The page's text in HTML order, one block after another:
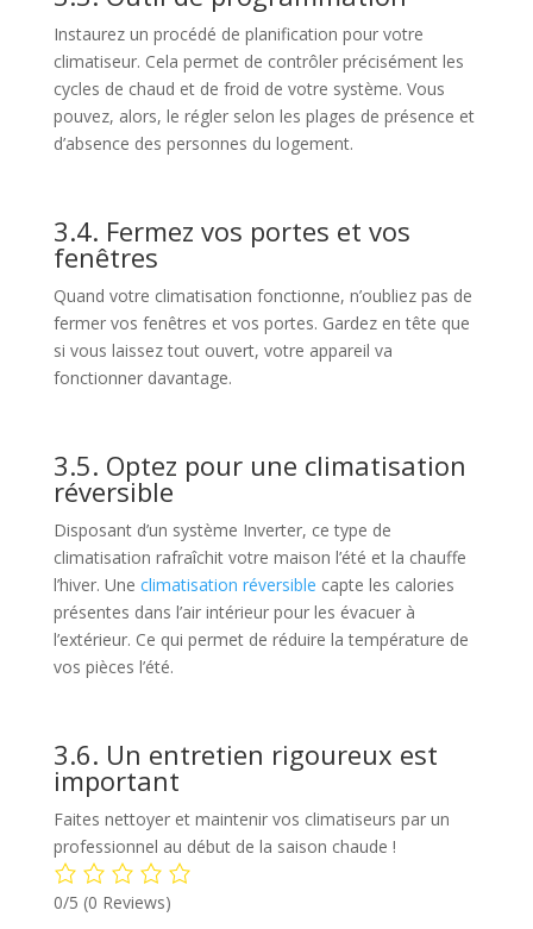
Instaurez un procédé de planification pour votre
climatiseur. Cela permet de contrôler précisément les
cycles de chaud et de froid de votre système. Vous
pouvez, alors, le régler selon les plages de présence et
d’absence des personnes du logement.
3.4. Fermez vos portes et vos
fenêtres
Quand votre climatisation fonctionne, n’oubliez pas de
fermer vos fenêtres et vos portes. Gardez en tête que
si vous laissez tout ouvert, votre appareil va
fonctionner davantage.
3.5. Optez pour une climatisation
réversible
Disposant d’un système Inverter, ce type de
climatisation rafraîchit votre maison l’été et la chauffe
l’hiver. Une climatisation réversible capte les calories
présentes dans l’air intérieur pour les évacuer à
l’extérieur. Ce qui permet de réduire la température de
vos pièces l’été.
3.6. Un entretien rigoureux est
important
Faites nettoyer et maintenir vos climatiseurs par un
professionnel au début de la saison chaude !
0/5 (0 Reviews)